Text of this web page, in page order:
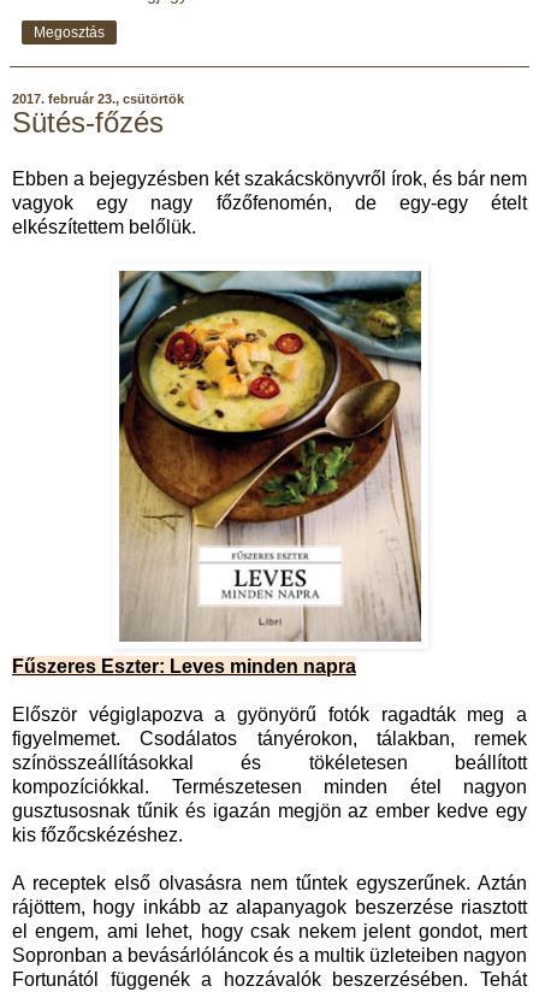
Megosztás
2017. február 23., csütörtök
Sütés-főzés
Ebben a bejegyzésben két szakácskönyvről írok, és bár nem
vagyok egy nagy főzőfenomén, de egy-egy ételt
elkészítettem belőlük.
Fűszeres Eszter: Leves minden napra
Először végiglapozva a gyönyörű fotók ragadták meg a
figyelmemet. Csodálatos tányérokon, tálakban, remek
színösszeállításokkal és tökéletesen beállított
kompozíciókkal. Természetesen minden étel nagyon
gusztusosnak tűnik és igazán megjön az ember kedve egy
kis főzőcskézéshez.
A receptek első olvasásra nem tűntek egyszerűnek. Aztán
rájöttem, hogy inkább az alapanyagok beszerzése riasztott
el engem, ami lehet, hogy csak nekem jelent gondot, mert
Sopronban a bevásárlóláncok és a multik üzleteiben nagyon
Fortunától függenék a hozzávalók beszerzésében. Tehát